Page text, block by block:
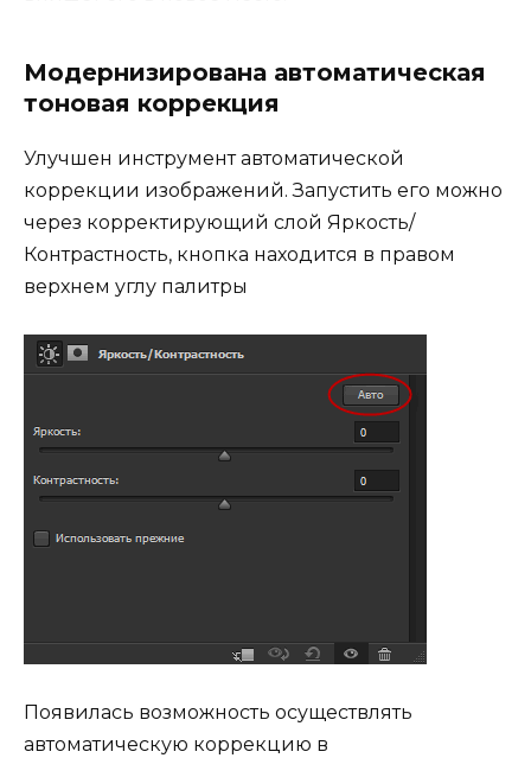
Модернизирована автоматическая
тоновая коррекция
Улучшен инструмент автоматической
коррекции изображений. Запустить его можно
через корректирующий слой Яркость/
Контрастность, кнопка находится в правом
верхнем углу палитры
Появилась возможность осуществлять
автоматическую коррекцию в